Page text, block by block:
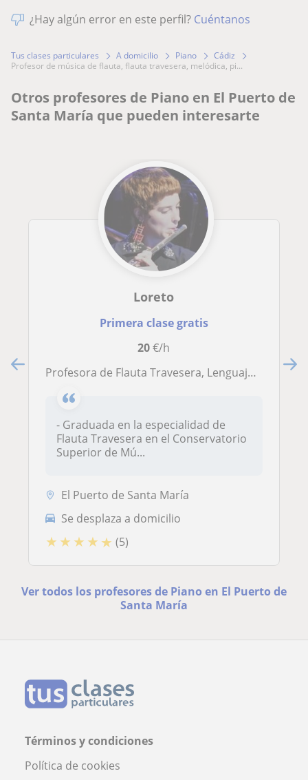
¿Hay algún error en este perfil? Cuéntanos
Tus clases particulares A domicilio Piano
Cádiz
profesor de música de flauta, flauta travesera, melódica, pi...
Otros profesores de Piano en El Puerto de
Santa María que pueden interesarte
Loreto
Primera clase gratis
20€/h
Profesora de Flauta Travesera, Lenguaje Musical e Iniciación al piano. Presencial y online
- Graduada en la especialidad de
Flauta Travesera en el Conservatorio
Superior de Mú...
El Puerto de Santa María
Se desplaza a domicilio
★ ★ ★ ★ ★ (5)
Ver todos los profesores de Piano en El Puerto de
Santa María
Términos y condiciones
Política de cookies